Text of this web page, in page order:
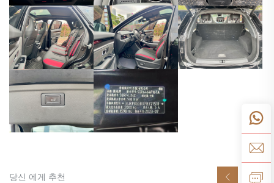
당신 에게 추천